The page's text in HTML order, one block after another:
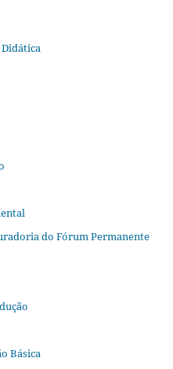
do Fórum Permanente
Básica